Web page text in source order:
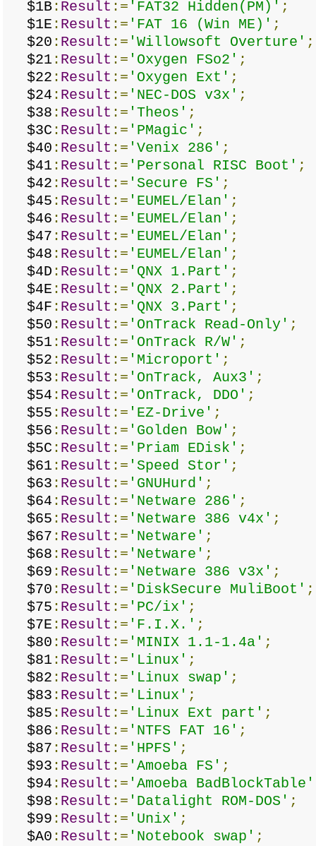
$1B: Result := 'FAT32 Hidden(PM)' ;
$1E : Result := 'FAT 16 (Win ME)' ;
$20 : Result := 'Willowsoft Overture' ;
$21 : Result := 'Oxygen FSo2' ;
$22 : Result := 'Oxygen Ext' ;
$24 : Result := 'NEC-DOS v3x' ;
$38 : Result := 'Theos' ;
$3C : Result := 'PMagic' ;
$40 : Result := 'Venix 286' ;
$41 : Result := 'Personal RISC Boot' ;
$42 : Result := 'Secure FS' ;
$45 : Result := 'EUMEL/Elan' ;
$46 : Result := 'EUMEL/Elan' ;
$47 : Result := 'EUMEL/Elan' ;
$48 : Result := 'EUMEL/Elan' ;
$4D : Result := 'QNX 1.Part' ;
$4E : Result := 'QNX 2.Part' ;
$4F : Result := 'QNX 3.Part' ;
$50 : Result := 'OnTrack Read-Only' ;
$51 : Result := 'OnTrack R/W' ;
$52 : Result := 'Microport' ;
$53 : Result := 'OnTrack, Aux3' ;
$54 : Result := 'OnTrack, DDO' ;
$55 : Result := 'EZ-Drive' ;
$56 : Result := 'Golden Bow' ;
$5C : Result := 'Priam EDisk' ;
$61 : Result := 'Speed Stor' ;
$63 : Result := 'GNUHurd' ;
$64 : Result := 'Netware 286' ;
$65 : Result := 'Netware 386 v4x' ;
$67 : Result := 'Netware' ;
$68 : Result := 'Netware' ;
$69 : Result := 'Netware 386 v3x' ;
$70 : Result := 'DiskSecure MuliBoot' ;
$75 : Result := 'PC/ix' ;
$7E : Result := 'F.I.X.' ;
$80 : Result := 'MINIX 1.1-1.4a' ;
$81 : Result := 'Linux' ;
$82 : Result := 'Linux swap' ;
$83 : Result := 'Linux' ;
$85 : Result := 'Linux Ext part' ;
$86 : Result := 'NTFS FAT 16' ;
$87 : Result := 'HPFS' ;
$93 : Result := 'Amoeba FS' ;
$94 : Result := 'Amoeba BadBlockTable'
$98 : Result := 'Datalight ROM-DOS' ;
$99 : Result := 'Unix' ;
$A0 : Result := 'Notebook swap' ;